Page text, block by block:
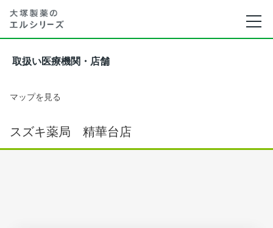
取扱い医療機関・店舗
マップを見る
スズキ薬局 精華台店